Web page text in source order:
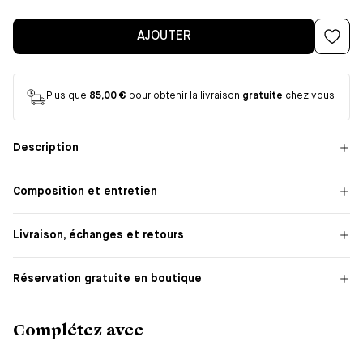
AJOUTER
Plus que 85,00 € pour obtenir la livraison gratuite chez vous
Description
Composition et entretien
Livraison, échanges et retours
Réservation gratuite en boutique
Complétez avec